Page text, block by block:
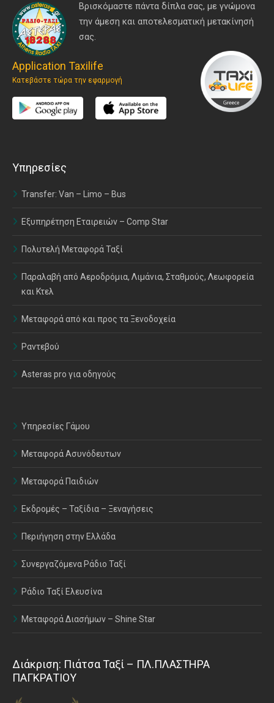
Βρισκόμαστε πάντα δίπλα σας, με γνώμονα
την άμεση και αποτελεσματική μετακίνησή
σας.
Application Taxilife
Κατεβάστε τώρα την εφαρμογή
Υπηρεσίες
Transfer: Van – Limo – Bus
Εξυπηρέτηση Εταιρειών – Comp Star
Πολυτελή Μεταφορά Ταξί
Παραλαβή από Αεροδρόμια, Λιμάνια, Σταθμούς, Λεωφορεία
και Κτελ
Μεταφορά από και προς τα Ξενοδοχεία
Ραντεβού
Asteras pro για οδηγούς
Υπηρεσίες Γάμου
Μεταφορά Ασυνόδευτων
Μεταφορά Παιδιών
Εκδρομές – Ταξίδια – Ξεναγήσεις
Περιήγηση στην Ελλάδα
Συνεργαζόμενα Ράδιο Ταξί
Ράδιο Ταξί Ελευσίνα
Μεταφορά Διασήμων – Shine Star
Διάκριση: Πιάτσα Ταξί – ΠΛ.ΠΛΑΣΤΗΡΑ
ΠΑΓΚΡΑΤΙΟΥ